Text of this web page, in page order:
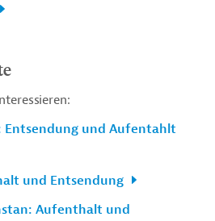
Entsendung und Aufentahlt
und Entsendung
Aufenthalt und